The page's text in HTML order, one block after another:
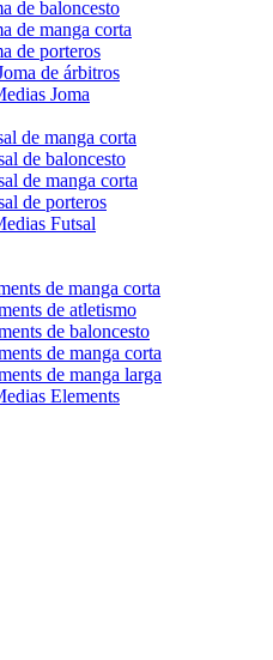
de baloncesto
de manga corta
de porteros
de árbitros
Joma
de manga corta
de baloncesto
de manga corta
de porteros
Futsal
de manga corta
de atletismo
de baloncesto
de manga corta
de manga larga
Elements